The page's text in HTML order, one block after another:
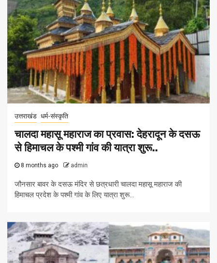
उत्तराखंड धर्म-संस्कृति
चालदा महासू महाराज का प्रवास: देहरादून के दसऊ
से हिमाचल के पश्मी गांव की यात्रा शुरू..
8 months ago admin
जौनसार बावर के दसऊ मंदिर से छत्रधारी चालदा महासू महाराज की
हिमाचल प्रदेश के पश्मी गांव के लिए यात्रा शुरू...